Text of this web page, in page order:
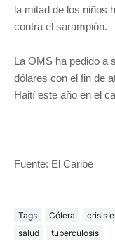
la mitad de los niños
contra el sarampión.
La OMS ha pedido a
dólares con el fin de
Haití este año en el
Fuente: El Caribe
Tags Cólera crisis
salud
tuberculosis